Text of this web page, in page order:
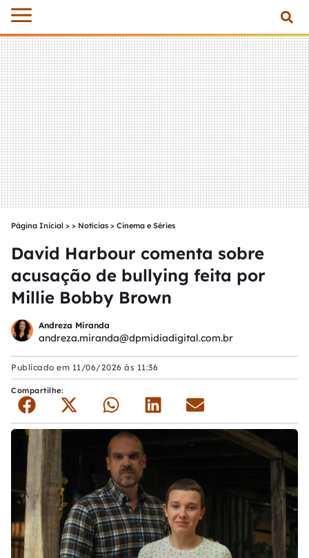
Página Inicial > Notícias > Cinema e Séries
David Harbour comenta sobre
acusação de bullying feita por
Millie Bobby Brown
Andreza Miranda
andreza.miranda@dpmidiadigital.com.br
Publicado em 11/06/2026 às 11:36
Compartilhe: